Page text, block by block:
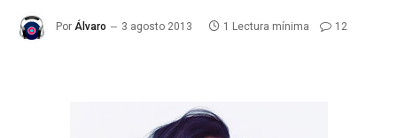
Por Álvaro 3 agosto 2013 1 Lectura mínima 12